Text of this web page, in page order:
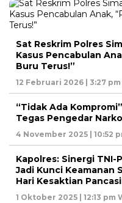
Sat Reskrim Polres
Kasus Pencabulan
Buru Terus!”
12 Februari 2026 | 3:27 pm
“Tidak Ada
Tegas Pengedar
4 November 2025 | 10:52
Kapolres: Sinergi TNI-
Jadi Kunci Keamanan
Hari Kesaktian
1 Oktober 2025 | 12:13 pm